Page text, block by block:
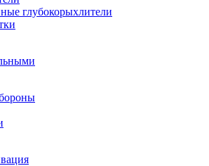
глубокорыхлители